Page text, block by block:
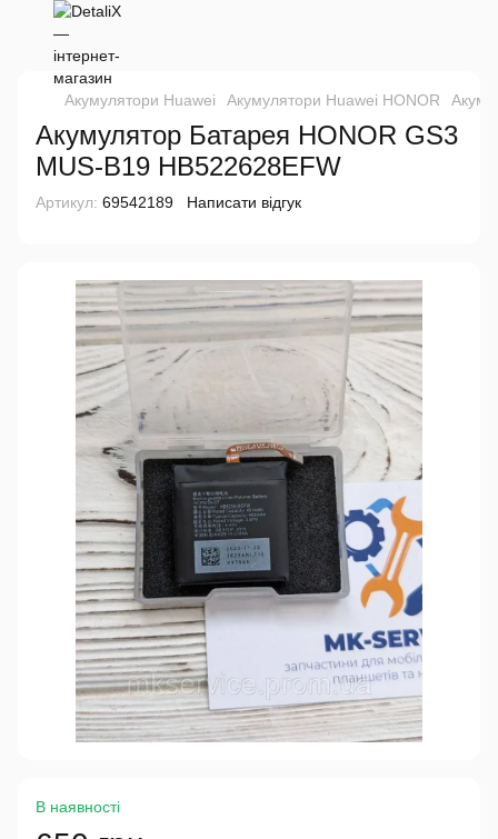
Акумулятори Huawei Акумулятори Huawei HONOR
Акумулятор Батарея HONOR GS3
MUS-B19 HB522628EFW
Артикул: 69542189 Написати відгук
В наявності